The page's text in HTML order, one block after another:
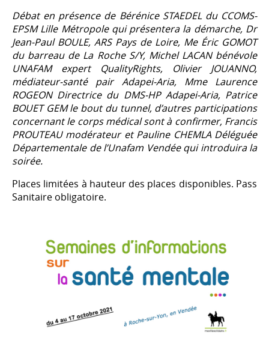
Débat en présence de Bérénice STAEDEL du CCOMS-
EPSM Lille Métropole qui présentera la démarche, Dr
Jean-Paul BOULE, ARS Pays de Loire, Me Éric GOMOT
du barreau de La Roche S/Y, Michel LACAN bénévole
UNAFAM expert QualityRights, Olivier JOUANNO,
médiateur-santé pair Adapei-Aria, Mme Laurence
ROGEON Directrice du DMS-HP Adapei-Aria, Patrice
BOUET GEM le bout du tunnel, d’autres participations
concernant le corps médical sont à confirmer, Francis
PROUTEAU modérateur et Pauline CHEMLA Déléguée
Départementale de l’Unafam Vendée qui introduira la
soirée.
Places limitées à hauteur des places disponibles. Pass
Sanitaire obligatoire.